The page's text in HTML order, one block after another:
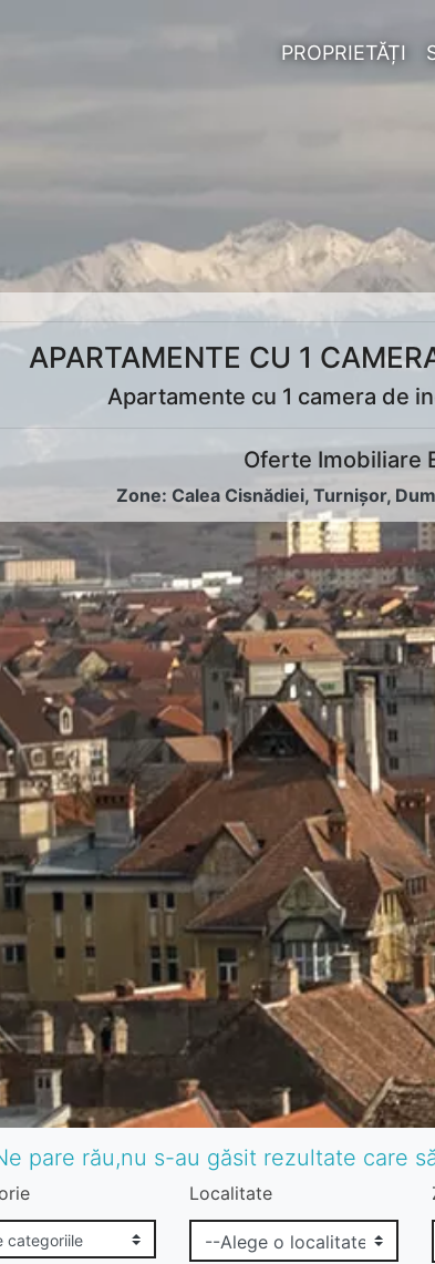
PROPRIETĂȚI
APARTAMENTE CU 1
Apartamente cu 1 camera de
Oferte Imobiliare
Zone:Calea Cisnădiei,Turnișor,
pare rău,nu s-au găsit rezultate care
Localitate